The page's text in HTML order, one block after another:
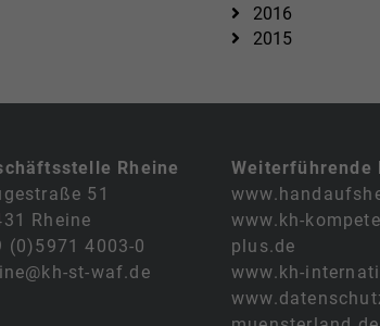
2016
2015
Rheine
51
Rheine
(0)5971 4003-0
st-waf.de
Weiterführende
www.kh-
plus.de
www.kh-